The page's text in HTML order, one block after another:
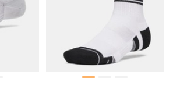
sebebiyle yurt dışında mukim
ve Google LLC. ile paylaşılmasını kabul